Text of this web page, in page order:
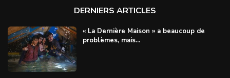
DERNIERS ARTICLES
« La Dernière Maison » a beaucoup de
problèmes, mais...